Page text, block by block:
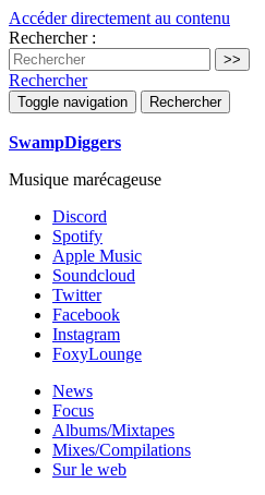
Accéder directement au contenu
Rechercher :
Rechercher
Toggle navigation Rechercher
SwampDiggers
Musique marécageuse
Discord
Spotify
Apple Music
Soundcloud
Twitter
Facebook
Instagram
FoxyLounge
News
Focus
Albums/Mixtapes
Mixes/Compilations
Sur le web